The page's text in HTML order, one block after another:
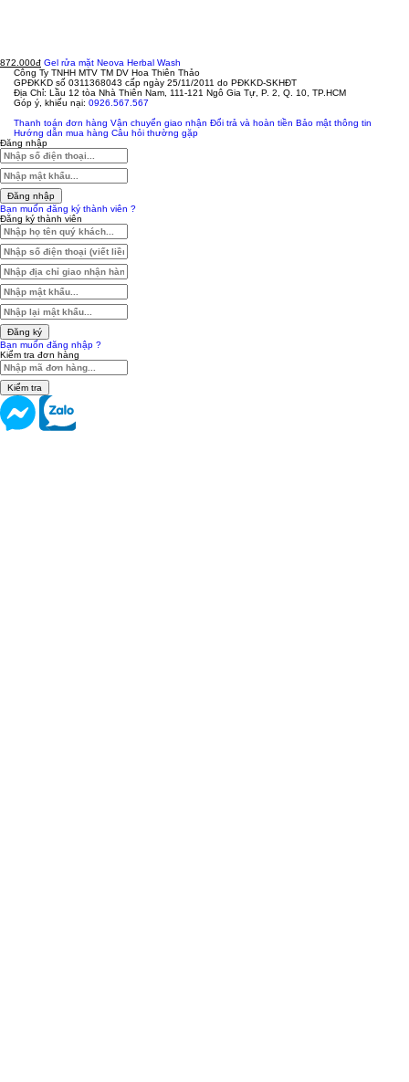
872.000đ Gel rửa mặt Neova Herbal Wash
Công Ty TNHH MTV TM DV Hoa Thiên Thảo
GPĐKKD số 0311368043 cấp ngày 25/11/2011 do PĐKKD-SKHĐT
Địa Chỉ: Lầu 12 tòa Nhà Thiên Nam, 111-121 Ngô Gia Tự, P. 2, Q. 10, TP.HCM
Góp ý, khiếu nại: 0926.567.567
Thanh toán đơn hàng Vận chuyển giao nhận Đổi trả và hoàn tiền Bảo mật thông tin
Hướng dẫn mua hàng Câu hỏi thường gặp
Đăng nhập
Đăng nhập
Bạn muốn đăng ký thành viên ?
Đăng ký thành viên
Đăng ký
Bạn muốn đăng nhập ?
Kiểm tra đơn hàng
Kiểm tra